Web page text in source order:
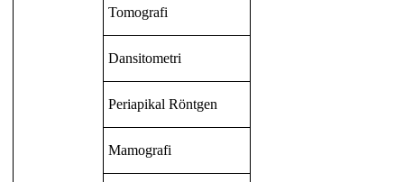
Tomografi
Dansitometri
Periapikal Röntgen
Mamografi